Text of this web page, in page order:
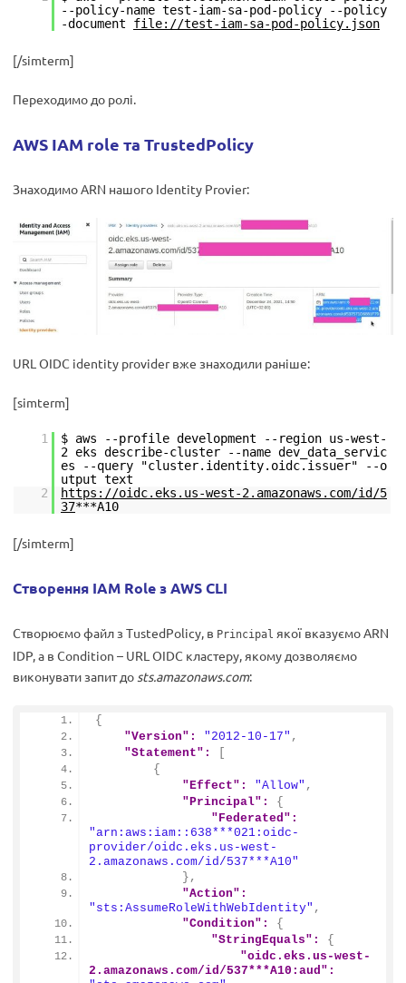
--policy-name test-iam-sa-pod-policy --policy
-document file://test-iam-sa-pod-policy.json
[/simterm]
Переходимо до ролі.
AWS IAM role та TrustedPolicy
Знаходимо ARN нашого Identity Provier:
URL OIDC identity provider вже знаходили раніше:
[simterm]
1
$ aws --profile development --region us-west-
2 eks describe-cluster --name dev_data_servic
es --query "cluster.identity.oidc.issuer" --o
utput text
2
https://oidc.eks.us-west-2.amazonaws.com/id/5
37***A10
[/simterm]
Створення IAM Role з AWS CLI
Створюємо файл з TustedPolicy, в Principal якої вказуємо ARN
IDP, а в Condition – URL OIDC кластеру, якому дозволяємо
виконувати запит до sts.amazonaws.com:
{
"Version":
"2012-10-17" ,
"Statement":
{
"Effect":
"Allow" ,
"Principal":
{
"Federated":
"arn:aws:iam::638***021:oidc-
provider/oidc.eks.us-west-
2.amazonaws.com/id/537***A10"
} ,
"Action":
"sts:AssumeRoleWithWebIdentity" ,
"Condition":
{
"StringEquals":
{
"oidc.eks.us-west-
2.amazonaws.com/id/537***A10:aud":